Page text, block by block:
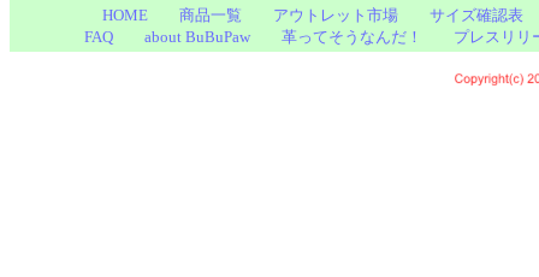
HOME 商品一覧 アウトレット市場
サイズ確認表
FAQ
about BuBuPaw 革ってそうなんだ！ プレスリリ